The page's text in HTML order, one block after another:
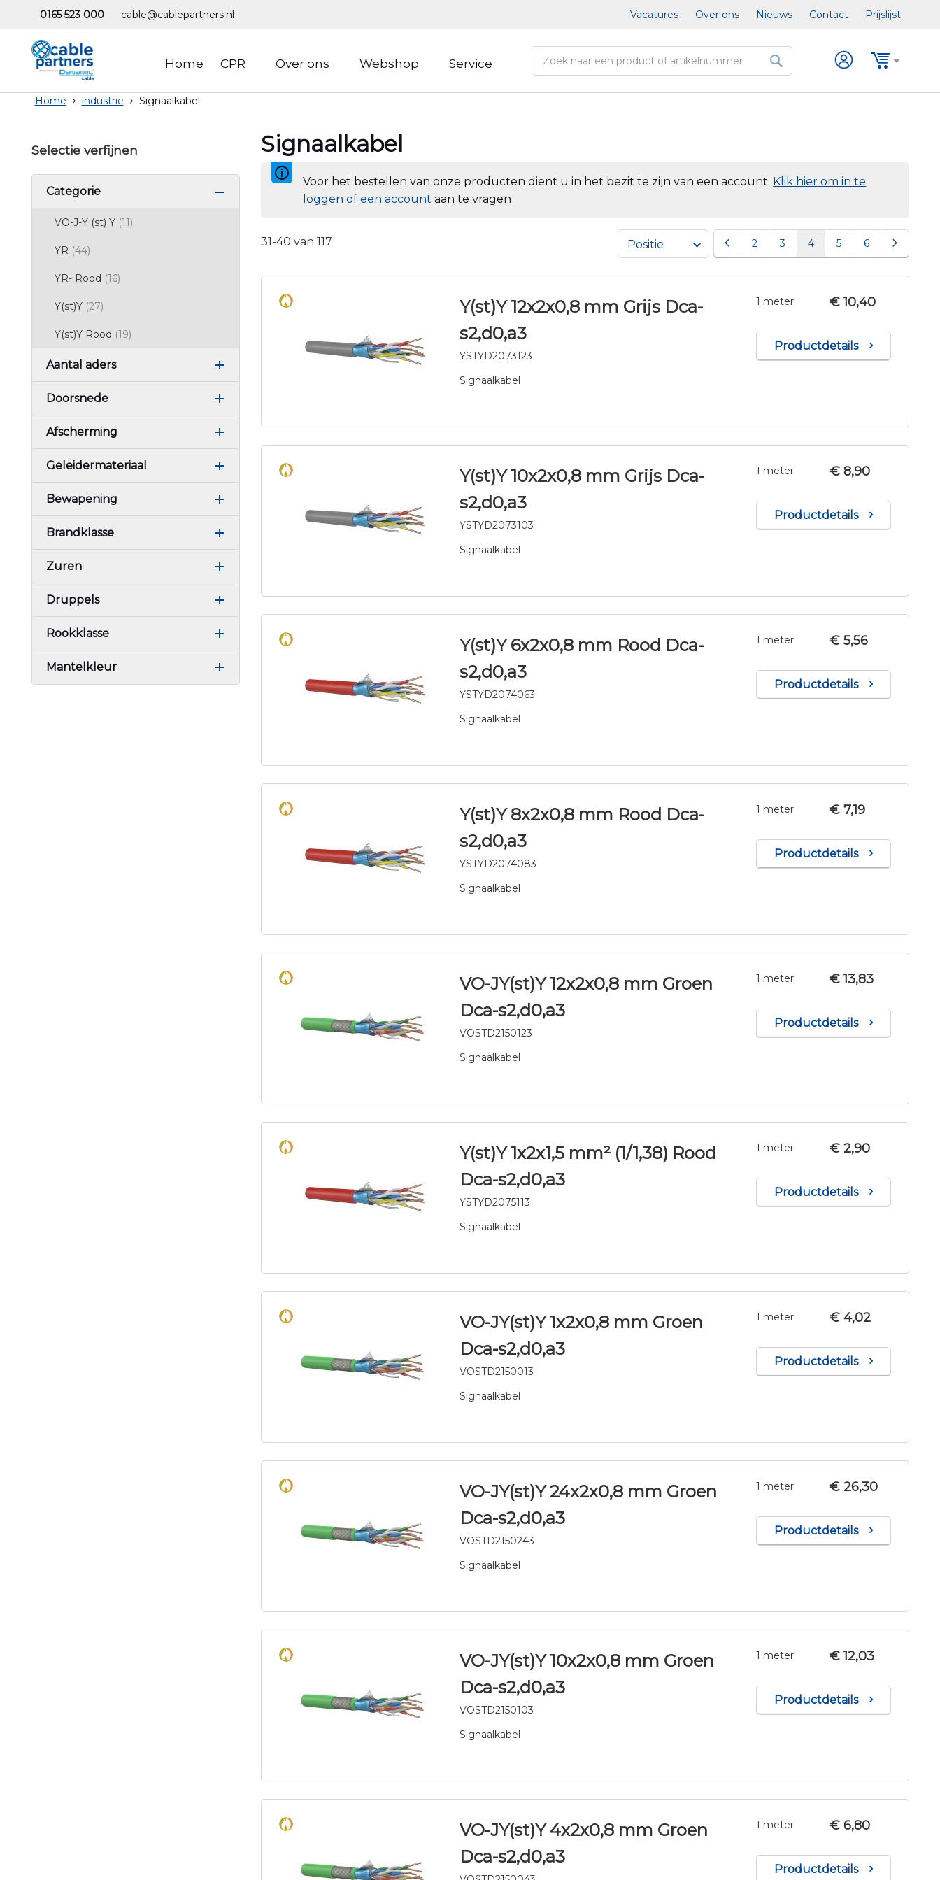
inhoud
0165 523 000 cable@cablepartners.nl Vacatures Over ons Nieuws Contact Prijslijst
Home CPR Over ons Webshop Service
Home industrie Signaalkabel
Selectie verfijnen
Categorie
VO-J-Y (st) Y 11producten
YR 44producten
YR- Rood 16producten
Y(st)Y 27producten
Y(st)Y Rood 19producten
Aantal aders
Doorsnede
Afscherming
Geleidermateriaal
Bewapening
Brandklasse
Zuren
Druppels
Rookklasse
Mantelkleur
Signaalkabel
Voor het bestellen van onze producten dient u in het bezit te zijn van een account. Klik hier om in te
loggen of een account aan te vragen
31-40 van117 Pagina Pagina
VorigePagina
2 Pagina
3 U lees momenteel pagina
4 Pagina
5 Pagina
6
Y(st)Y 12x2x0,8 mm Grijs Dca-
s2,d0,a3
YSTYD2073123
Signaalkabel
1 meter € 10,40
Productdetails
Y(st)Y 10x2x0,8 mm Grijs Dca-
s2,d0,a3
YSTYD2073103
Signaalkabel
1 meter € 8,90
Productdetails
Y(st)Y 6x2x0,8 mm Rood Dca-
s2,d0,a3
YSTYD2074063
Signaalkabel
1 meter € 5,56
Productdetails
Y(st)Y 8x2x0,8 mm Rood Dca-
s2,d0,a3
YSTYD2074083
Signaalkabel
1 meter € 7,19
Productdetails
VO-JY(st)Y 12x2x0,8 mm Groen
Dca-s2,d0,a3
VOSTD2150123
Signaalkabel
1 meter € 13,83
Productdetails
Y(st)Y 1x2x1,5 mm² (1/1,38) Rood
Dca-s2,d0,a3
YSTYD2075113
Signaalkabel
1 meter € 2,90
Productdetails
VO-JY(st)Y 1x2x0,8 mm Groen
Dca-s2,d0,a3
VOSTD2150013
Signaalkabel
1 meter € 4,02
Productdetails
VO-JY(st)Y 24x2x0,8 mm Groen
Dca-s2,d0,a3
VOSTD2150243
Signaalkabel
1 meter € 26,30
Productdetails
VO-JY(st)Y 10x2x0,8 mm Groen
Dca-s2,d0,a3
VOSTD2150103
Signaalkabel
1 meter € 12,03
Productdetails
VO-JY(st)Y 4x2x0,8 mm Groen
Dca-s2,d0,a3
1 meter € 6,80
Productdetails